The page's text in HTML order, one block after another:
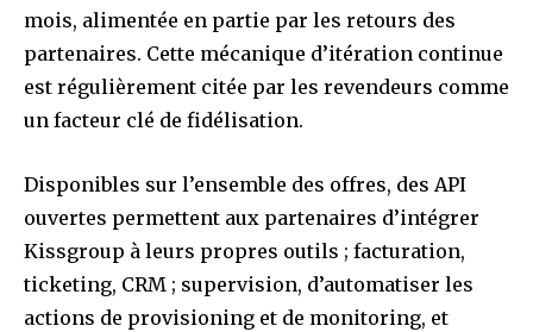
mois, alimentée en partie par les retours des
partenaires. Cette mécanique d’itération continue
est régulièrement citée par les revendeurs comme
un facteur clé de fidélisation.
Disponibles sur l’ensemble des offres, des API
ouvertes permettent aux partenaires d’intégrer
Kissgroup à leurs propres outils ; facturation,
ticketing, CRM ; supervision, d’automatiser les
actions de provisioning et de monitoring, et